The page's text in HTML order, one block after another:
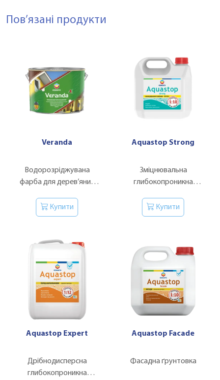
Пов’язані продукти
Veranda
Водорозріджувана
фарба для дерев’яних
Купити
Aquastop Strong
Зміцнювальна
глибокопроникна
Купити
Aquastop Expert
Дрібнодисперсна
глибокопроникна
Aquastop Facade
Фасадна ґрунтовка